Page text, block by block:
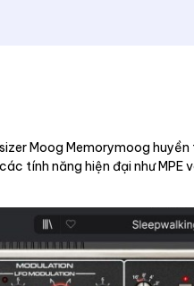
Moog Memorymoog
tính năng hiện đại như